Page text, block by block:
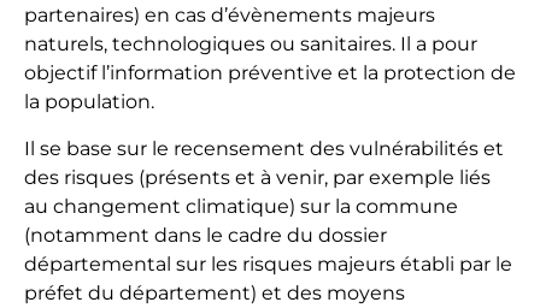
partenaires) en cas d’évènements majeurs
naturels, technologiques ou sanitaires. Il a pour
objectif l’information préventive et la protection de
la population.
Il se base sur le recensement des vulnérabilités et
des risques (présents et à venir, par exemple liés
au changement climatique) sur la commune
(notamment dans le cadre du dossier
départemental sur les risques majeurs établi par le
préfet du département) et des moyens